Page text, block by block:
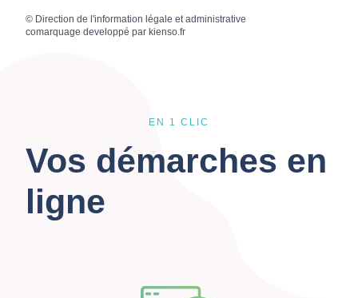
© Direction de l'information légale et administrative
comarquage developpé par kienso.fr
EN 1 CLIC
Vos démarches en
ligne